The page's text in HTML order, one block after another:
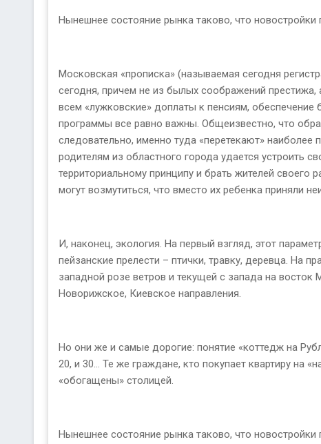
Нынешнее состояние рынка таково, что новостройки
Московская «прописка» (называемая сегодня
сегодня, причем не из былых соображений
всем «лужковские» доплаты к пенсиям,
программы все равно важны. Общеизвестно, что
следовательно, именно туда «перетекают»
родителям из областного города удается устроить
территориальному принципу и брать жителей своего
могут возмутиться, что вместо их ребенка приняли
И, наконец, экология. На первый взгляд, этот
пейзанские прелести – птички, травку, деревца. На
западной розе ветров и текущей с запада на
Новорижское, Киевское направления.
Но они же и самые дорогие: понятие «коттедж на
20, и 30… Те же граждане, кто покупает квартиру на
«обогащены» столицей.
Нынешнее состояние рынка таково, что новостройки